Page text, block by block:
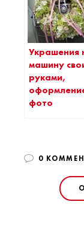
Украшения
машину
руками,
фото
0